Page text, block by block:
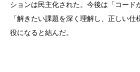
ションは民主化された。今後は「コード
「解きたい課題を深く理解し、正しい
役になると結んだ。